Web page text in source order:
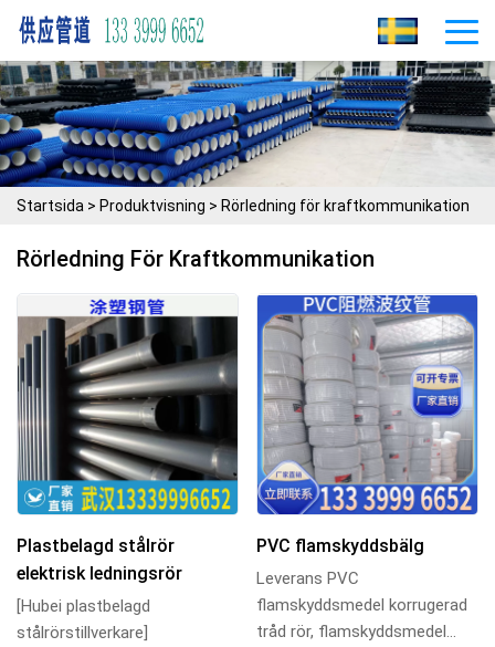
Startsida > Produktvisning > Rörledning för kraftkommunikation
Rörledning För Kraftkommunikation
Plastbelagd stålrör
elektrisk ledningsrör
[Hubei plastbelagd
stålrörstillverkare]
PVC flamskyddsbälg
Leverans PVC
flamskyddsmedel korrugerad
tråd rör, flamskyddsmedel